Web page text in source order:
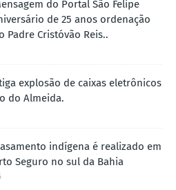
do Portal São Felipe
de 25 anos ordenação
Padre Cristóvão Reis..
explosão de caixas eletrônicos
do Almeida.
indígena é realizado em
Seguro no sul da Bahia